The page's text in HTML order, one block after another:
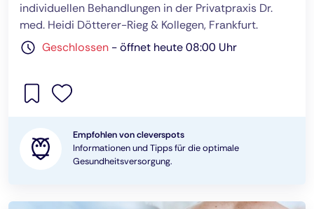
individuellen Behandlungen in der Privatpraxis Dr.
med. Heidi Dötterer-Rieg & Kollegen, Frankfurt.
Geschlossen -öffnet heute 08:00 Uhr
Empfohlen von cleverspots
Informationen und Tipps für die optimale
Gesundheitsversorgung.